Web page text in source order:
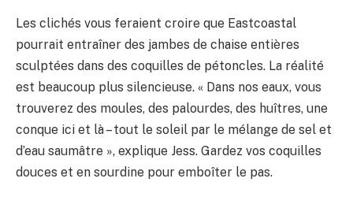
Les clichés vous feraient croire que Eastcoastal
pourrait entraîner des jambes de chaise entières
sculptées dans des coquilles de pétoncles. La réalité
est beaucoup plus silencieuse. « Dans nos eaux, vous
trouverez des moules, des palourdes, des huîtres, une
conque ici et là – tout le soleil par le mélange de sel et
d’eau saumâtre », explique Jess. Gardez vos coquilles
douces et en sourdine pour emboîter le pas.